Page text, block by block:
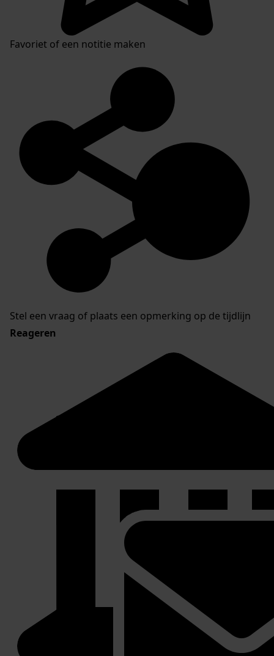
Favoriet of een notitie maken
Stel een vraag of plaats een opmerking op de tijdlijn
Reageren